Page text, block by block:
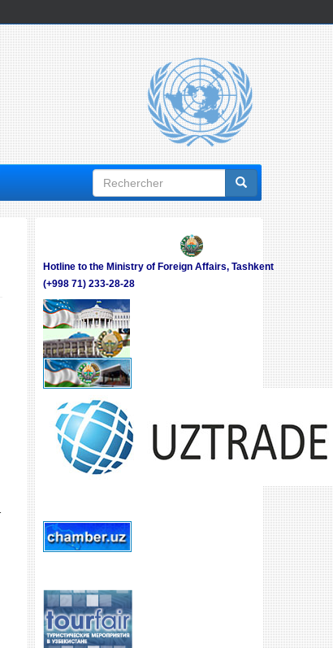
Formulaire
de
Hotline to the Ministry of Foreign Affairs, Tashkent
(+998 71) 233-28-28